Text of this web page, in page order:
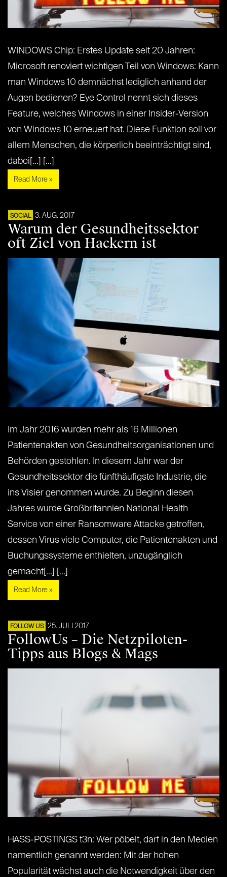
WINDOWS Chip: Erstes Update seit 20 Jahren:
Microsoft renoviert wichtigen Teil von Windows: Kann
man Windows 10 demnächst lediglich anhand der
Augen bedienen? Eye Control nennt sich dieses
Feature, welches Windows in einer Insider-Version
von Windows 10 erneuert hat. Diese Funktion soll vor
allem Menschen, die körperlich beeinträchtigt sind,
dabei[...] [...]
Read More »
SOCIAL 3. AUG. 2017
Warum der Gesundheitssektor
oft Ziel von Hackern ist
Im Jahr 2016 wurden mehr als 16 Millionen
Patientenakten von Gesundheitsorganisationen und
Behörden gestohlen. In diesem Jahr war der
Gesundheitssektor die fünfthäufigste Industrie, die
ins Visier genommen wurde. Zu Beginn diesen
Jahres wurde Großbritannien National Health
Service von einer Ransomware Attacke getroffen,
dessen Virus viele Computer, die Patientenakten und
Buchungssysteme enthielten, unzugänglich
gemacht[...] [...]
Read More »
FOLLOW US 25. JULI 2017
FollowUs – Die Netzpiloten-
Tipps aus Blogs & Mags
HASS-POSTINGS t3n: Wer pöbelt, darf in den Medien
namentlich genannt werden: Mit der hohen
Popularität wächst auch die Notwendigkeit über den